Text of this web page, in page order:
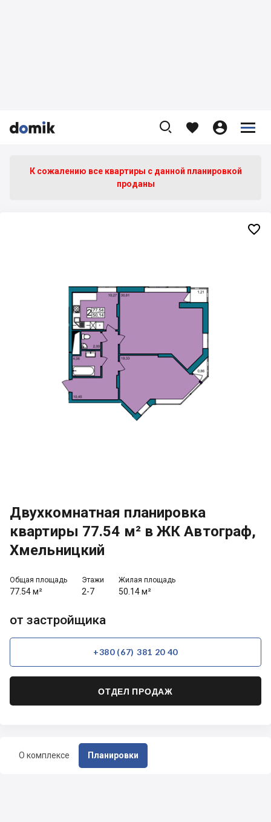


    


О комплексе Планировки
К сожалению все квартиры c данной планировкой
проданы
Двухкомнатная планировка
квартиры 77.54 м² в ЖК Автограф,
Хмельницкий
Общая площадь
77.54 м²
Этажи
2-7
Жилая площадь
50.14 м²
от застройщика
+380 (67) 381 20 40
ОТДЕЛ ПРОДАЖ
